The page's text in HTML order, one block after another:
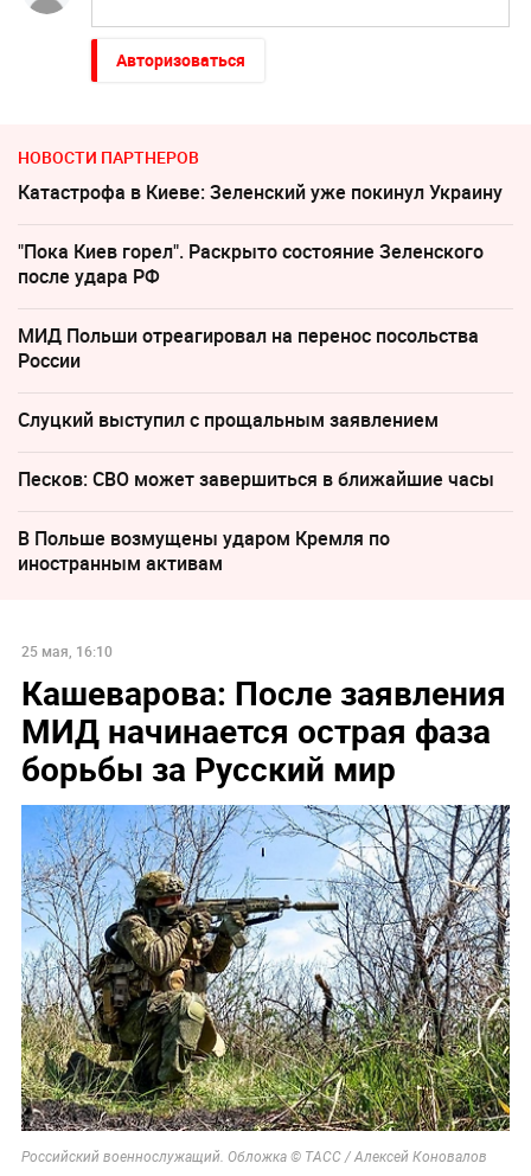
Авторизоваться
НОВОСТИ ПАРТНЕРОВ
Катастрофа в Киеве: Зеленский уже покинул Украину
"Пока Киев горел". Раскрыто состояние Зеленского
после удара РФ
МИД Польши отреагировал на перенос посольства
России
Слуцкий выступил с прощальным заявлением
Песков: СВО может завершиться в ближайшие часы
В Польше возмущены ударом Кремля по
иностранным активам
25 мая, 16:10
Кашеварова: После заявления
МИД начинается острая фаза
борьбы за Русский мир
Российский военнослужащий. Обложка © ТАСС / Алексей Коновалов